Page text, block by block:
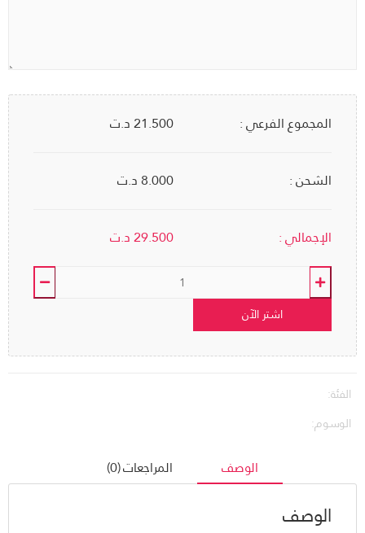
المجموع الفرعي : 21.500د.ت
الشحن : 8.000 د.ت
الإجمالي : 29.500د.ت
اشتر الآن
الفئة:
الوسوم:
الوصف المراجعات (0)
الوصف